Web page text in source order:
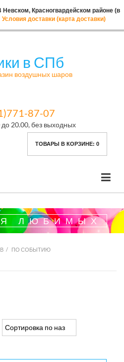
Невском, Красногвардейском районе (в
Условия доставки (карта доставки)
в СПб
воздушных шаров
87-07
до 20.00, без выходных
ТОВАРЫ В КОРЗИНЕ: 0
ЛЮБИМЫХ
ПО СОБЫТИЮ
Сортировка по названию товара -/+